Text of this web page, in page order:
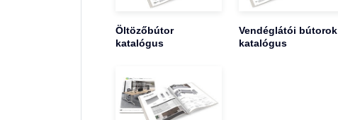
Öltözőbútor
katalógus
Vendéglátói bútorok
katalógus